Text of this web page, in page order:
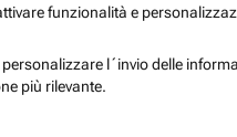
funzionalità e
l´invio delle
più rilevante.